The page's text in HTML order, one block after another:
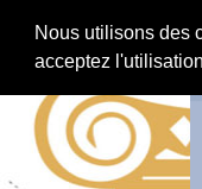
Nous utilisons des
acceptez